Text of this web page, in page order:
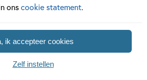
onscookie statement.
ik accepteer cookies
Zelf instellen